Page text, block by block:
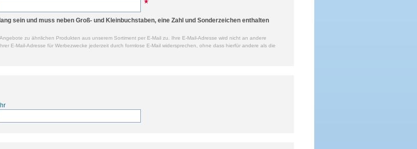
sein und muss neben Groß- und Kleinbuchstaben, eine Zahl und Sonderzeichen enthalten
zu ähnlichen Produkten aus unserem Sortiment per E-Mail zu. Ihre E-Mail-Adresse wird nicht an andere
E-Mail-Adresse für Werbezwecke jederzeit durch formlose E-Mail widersprechen, ohne dass hierfür andere als die